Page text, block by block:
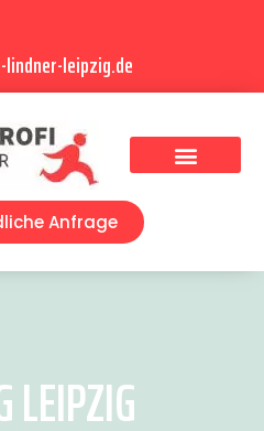
leipzig.de
Anfrage
LEIPZIG